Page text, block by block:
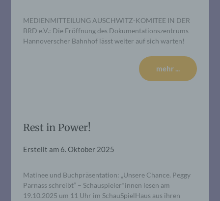
MEDIENMITTEILUNG AUSCHWITZ-KOMITEE IN DER
BRD e.V.: Die Eröffnung des Dokumentationszentrums
Hannoverscher Bahnhof lässt weiter auf sich warten!
mehr ...
Rest in Power!
Erstellt am 6. Oktober 2025
Matinee und Buchpräsentation: „Unsere Chance. Peggy
Parnass schreibt“ – Schauspieler*innen lesen am
19.10.2025 um 11 Uhr im SchauSpielHaus aus ihren